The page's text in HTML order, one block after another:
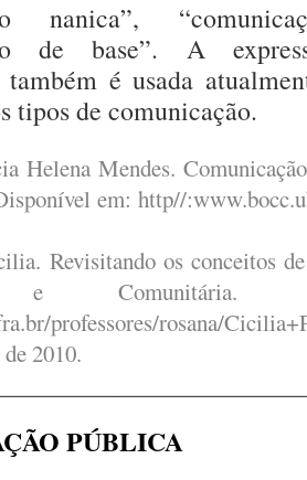
nanica”,
de base”. A
é usada
tipos de comunicação.
Helena Mendes.
em: http//
Revisitando os conceitos
e Comunitária.
professores/rosana/
2010.
PÚBLICA